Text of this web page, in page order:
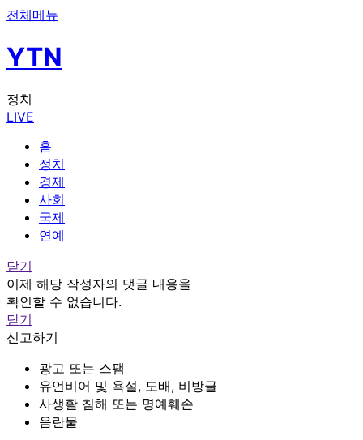
전체메뉴
YTN
정치
LIVE
홈
정치
경제
사회
국제
연예
닫기
이제 해당 작성자의 댓글 내용을
확인할 수 없습니다.
닫기
신고하기
광고 또는 스팸
유언비어 및 욕설, 도배, 비방글
사생활 침해 또는 명예훼손
음란물